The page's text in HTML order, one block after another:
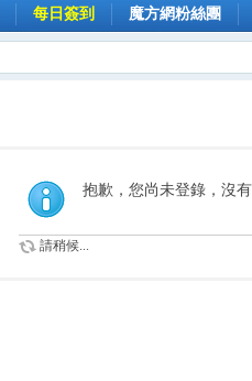
每日簽到 魔方網粉絲團
抱歉，您尚未登錄，沒
請稍候...